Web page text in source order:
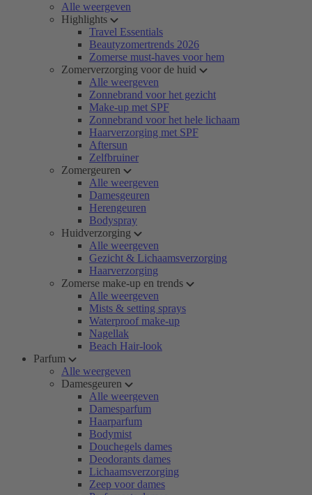
Alle weergeven
Highlights
Travel Essentials
Beautyzomertrends 2026
Zomerse must-haves voor hem
Zomerverzorging voor de huid
Alle weergeven
Zonnebrand voor het gezicht
Make-up met SPF
Zonnebrand voor het hele lichaam
Haarverzorging met SPF
Aftersun
Zelfbruiner
Zomergeuren
Alle weergeven
Damesgeuren
Herengeuren
Bodyspray
Huidverzorging
Alle weergeven
Gezicht & Lichaamsverzorging
Haarverzorging
Zomerse make-up en trends
Alle weergeven
Mists & setting sprays
Waterproof make-up
Nagellak
Beach Hair-look
Parfum
Alle weergeven
Damesgeuren
Alle weergeven
Damesparfum
Haarparfum
Bodymist
Douchegels dames
Deodorants dames
Lichaamsverzorging
Zeep voor dames